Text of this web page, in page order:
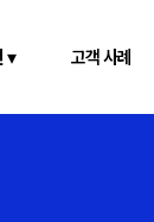
▾ 고객 사례